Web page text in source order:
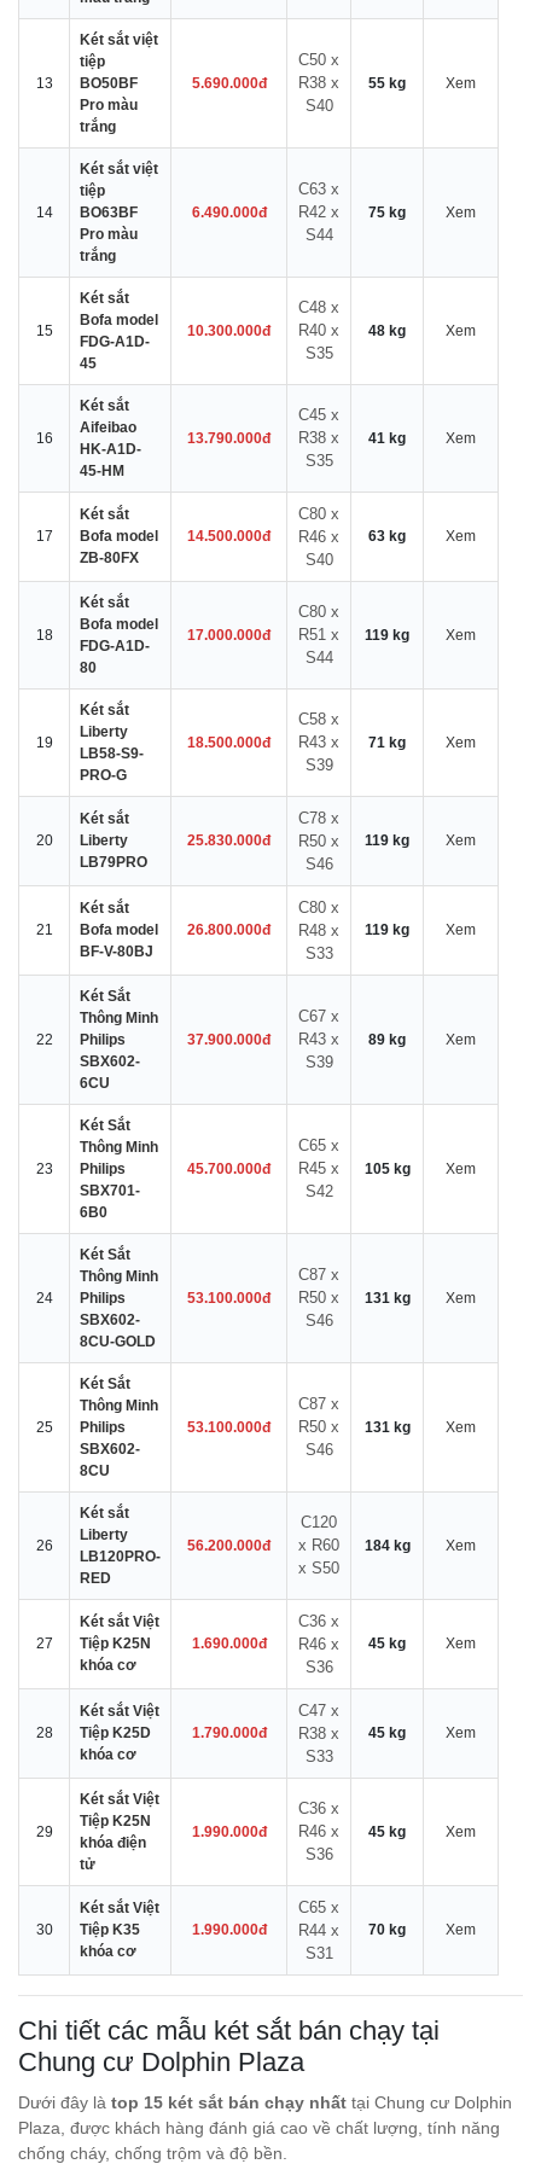
13
Két sắt việt
tiệp
BO50BF
Pro màu
trắng
5.690.000đ
C50 x
R38 x
S40
55 kg Xem
14
Két sắt việt
tiệp
BO63BF
Pro màu
trắng
6.490.000đ
C63 x
R42 x
S44
75 kg Xem
15
Két sắt
Bofa model
FDG-A1D-
45
10.300.000đ
C48 x
R40 x
S35
48 kg Xem
16
Két sắt
Aifeibao
HK-A1D-
45-HM
13.790.000đ
C45 x
R38 x
S35
41 kg Xem
17
Két sắt
Bofa model
ZB-80FX
14.500.000đ
C80 x
R46 x
S40
63 kg Xem
18
Két sắt
Bofa model
FDG-A1D-
80
17.000.000đ
C80 x
R51 x
S44
119 kg Xem
19
Két sắt
Liberty
LB58-S9-
PRO-G
18.500.000đ
C58 x
R43 x
S39
71 kg Xem
20
Két sắt
Liberty
LB79PRO
25.830.000đ
C78 x
R50 x
S46
119 kg Xem
21
Két sắt
Bofa model
BF-V-80BJ
26.800.000đ
C80 x
R48 x
S33
119 kg Xem
22
Két Sắt
Thông Minh
Philips
SBX602-
6CU
37.900.000đ
C67 x
R43 x
S39
89 kg Xem
23
Két Sắt
Thông Minh
Philips
SBX701-
6B0
45.700.000đ
C65 x
R45 x
S42
105 kg Xem
24
Két Sắt
Thông Minh
Philips
SBX602-
8CU-GOLD
53.100.000đ
C87 x
R50 x
S46
131 kg Xem
25
Két Sắt
Thông Minh
Philips
SBX602-
8CU
53.100.000đ
C87 x
R50 x
S46
131 kg Xem
26
Két sắt
Liberty
LB120PRO-
RED
56.200.000đ
C120
x R60
x S50
184 kg Xem
27
Két sắt Việt
Tiệp K25N
khóa cơ
1.690.000đ
C36 x
R46 x
S36
45 kg Xem
28
Két sắt Việt
Tiệp K25D
khóa cơ
1.790.000đ
C47 x
R38 x
S33
45 kg Xem
29
Két sắt Việt
Tiệp K25N
khóa điện
tử
1.990.000đ
C36 x
R46 x
S36
45 kg Xem
30
Két sắt Việt
Tiệp K35
khóa cơ
1.990.000đ
C65 x
R44 x
S31
70 kg Xem
Chi tiết các mẫu két sắt bán chạy tại
Chung cư Dolphin Plaza
Dưới đây là top 15 két sắt bán chạy nhất tại Chung cư Dolphin
Plaza, được khách hàng đánh giá cao về chất lượng, tính năng
chống cháy, chống trộm và độ bền.